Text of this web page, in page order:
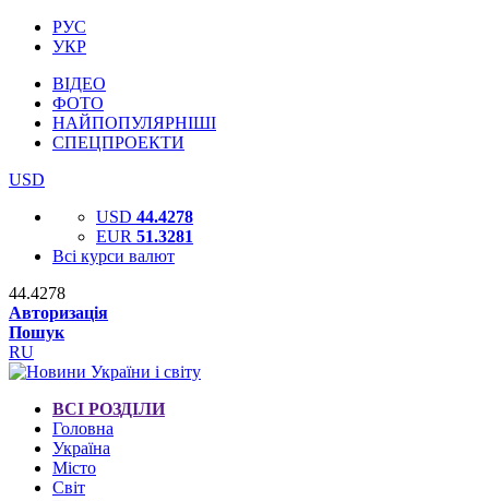
РУС
УКР
ВІДЕО
ФОТО
НАЙПОПУЛЯРНІШІ
СПЕЦПРОЕКТИ
USD
USD 44.4278
EUR 51.3281
Всі курси валют
44.4278
Авторизація
Пошук
RU
ВСІ РОЗДІЛИ
Головна
Україна
Місто
Світ